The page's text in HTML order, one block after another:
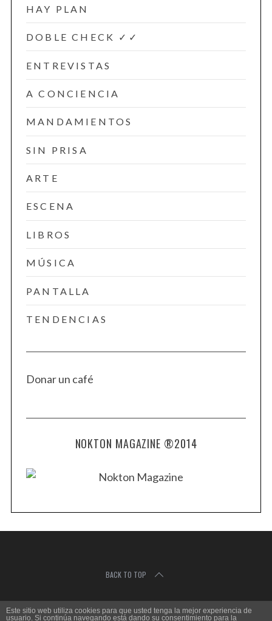
HAY PLAN
DOBLE CHECK ✓✓
ENTREVISTAS
A CONCIENCIA
MANDAMIENTOS
SIN PRISA
ARTE
ESCENA
LIBROS
MÚSICA
PANTALLA
TENDENCIAS
Donar un café
NOKTON MAGAZINE ®2014
BACK TO TOP
Este sitio web utiliza cookies para que usted tenga la mejor experiencia de
usuario. Si continúa navegando está dando su consentimiento para la